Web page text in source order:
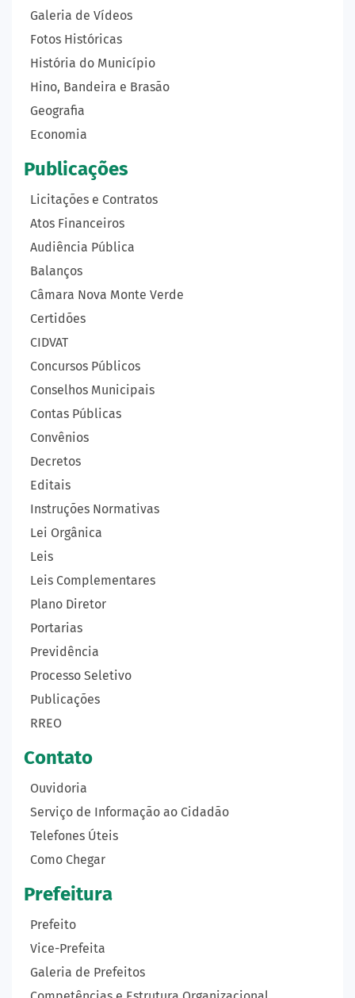
Galeria de Vídeos
Fotos Históricas
História do Município
Hino, Bandeira e Brasão
Geografia
Economia
Publicações
Licitações e Contratos
Atos Financeiros
Audiência Pública
Balanços
Câmara Nova Monte Verde
Certidões
CIDVAT
Concursos Públicos
Conselhos Municipais
Contas Públicas
Convênios
Decretos
Editais
Instruções Normativas
Lei Orgânica
Leis
Leis Complementares
Plano Diretor
Portarias
Previdência
Processo Seletivo
Publicações
RREO
Contato
Ouvidoria
Serviço de Informação ao Cidadão
Telefones Úteis
Como Chegar
Prefeitura
Prefeito
Vice-Prefeita
Galeria de Prefeitos